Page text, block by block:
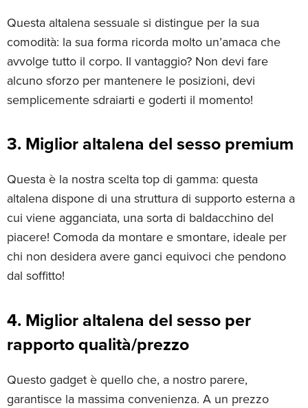
Questa altalena sessuale si distingue per la sua
comodità: la sua forma ricorda molto un’amaca che
avvolge tutto il corpo. Il vantaggio? Non devi fare
alcuno sforzo per mantenere le posizioni, devi
semplicemente sdraiarti e goderti il momento!
3. Miglior altalena del sesso premium
Questa è la nostra scelta top di gamma: questa
altalena dispone di una struttura di supporto esterna a
cui viene agganciata, una sorta di baldacchino del
piacere! Comoda da montare e smontare, ideale per
chi non desidera avere ganci equivoci che pendono
dal soffitto!
4. Miglior altalena del sesso per
rapporto qualità/prezzo
Questo gadget è quello che, a nostro parere,
garantisce la massima convenienza. A un prezzo